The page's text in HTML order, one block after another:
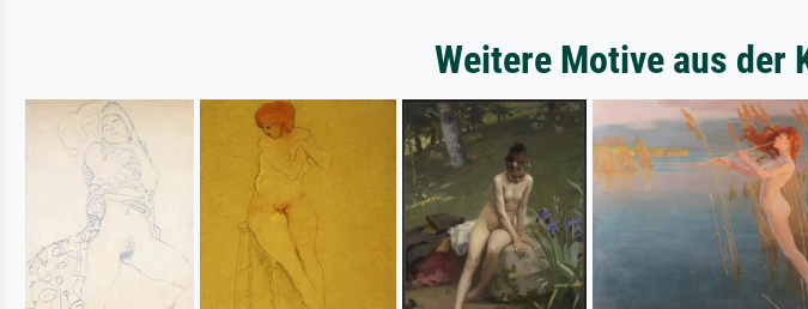
Weitere Motive aus der